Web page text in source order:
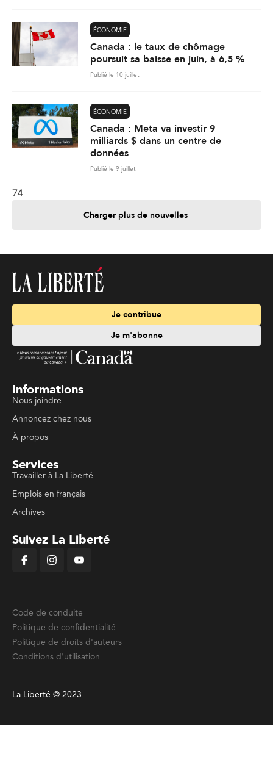
ÉCONOMIE
Canada : le taux de chômage
poursuit sa baisse en juin, à 6,5 %
Publié le 10 juillet
ÉCONOMIE
Canada : Meta va investir 9
milliards $ dans un centre de
données
Publié le 9 juillet
74
Charger plus de nouvelles
Je contribue
Je m'abonne
Informations
Nous joindre
Annoncez chez nous
À propos
Services
Travailler à La Liberté
Emplois en français
Archives
Suivez La Liberté
Code de conduite
Politique de confidentialité
Politique de droits d'auteurs
Conditions d'utilisation
La Liberté © 2023